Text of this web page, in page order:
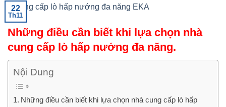
22
Th11
Những điều cần biết khi lựa chọn nhà
cung cấp lò hấp nướng đa năng.
Nội Dung
Những điều cần biết khi lựa chọn nhà cung cấp lò hấp